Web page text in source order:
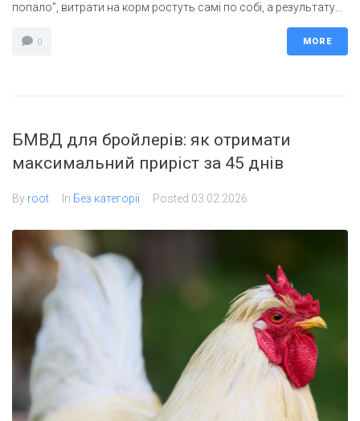
попало”, витрати на корм ростуть самі по собі, а результату...
0 MORE
БМВД для бройлерів: як отримати
максимальний приріст за 45 днів
By root In Без категорії Posted 03.02.2026